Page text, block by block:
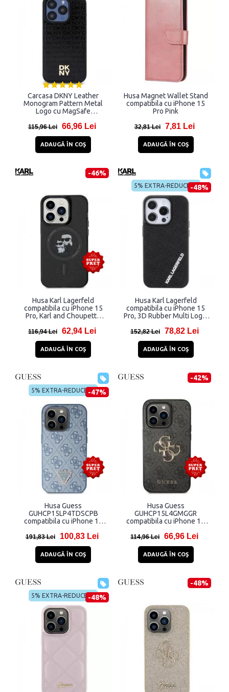
Carcasa DKNY Leather
Monogram Pattern Metal
Logo cu MagSafe
Pro, Negru
115,96 Lei 66,96 Lei
ADAUGĂ ÎN COŞ
Husa Magnet Wallet Stand
compatibila cu iPhone 15
Pro Pink
32,81 Lei 7,81 Lei
ADAUGĂ ÎN COŞ
-46%
Husa Karl Lagerfeld
compatibila cu iPhone 15
Pro, Karl and Choupette
116,94 Lei 62,94 Lei
ADAUGĂ ÎN COŞ
5% EXTRA-REDUCERE-48%
Husa Karl Lagerfeld
compatibila cu iPhone 15
Pro, 3D Rubber Multi Logo,
152,82 Lei 78,82 Lei
ADAUGĂ ÎN COŞ
5% EXTRA-REDUCERE-47%
Husa Guess
GUHCP15LP4TDSCPB
compatibila cu iPhone 15
Logo, Albastru
191,83 Lei 100,83 Lei
ADAUGĂ ÎN COŞ
-42%
Husa Guess
GUHCP15L4GMGGR
compatibila cu iPhone 15
114,96 Lei 66,96 Lei
ADAUGĂ ÎN COŞ
5% EXTRA-REDUCERE-48%
-48%